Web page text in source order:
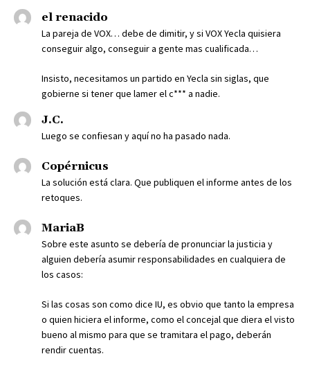
el renacido
La pareja de VOX… debe de dimitir, y si VOX Yecla quisiera
conseguir algo, conseguir a gente mas cualificada…
Insisto, necesitamos un partido en Yecla sin siglas, que
gobierne si tener que lamer el c*** a nadie.
J.C.
Luego se confiesan y aquí no ha pasado nada.
Copérnicus
La solución está clara. Que publiquen el informe antes de los
retoques.
MariaB
Sobre este asunto se debería de pronunciar la justicia y
alguien debería asumir responsabilidades en cualquiera de
los casos:
Si las cosas son como dice IU, es obvio que tanto la empresa
o quien hiciera el informe, como el concejal que diera el visto
bueno al mismo para que se tramitara el pago, deberán
rendir cuentas.